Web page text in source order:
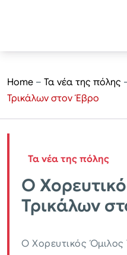
Home – Τα νέα της πόλης
Τρικάλων στον Έβρο
Τα νέα της πόλης
Ο
Τρικάλων
Ο Χορευτικός Όμιλος